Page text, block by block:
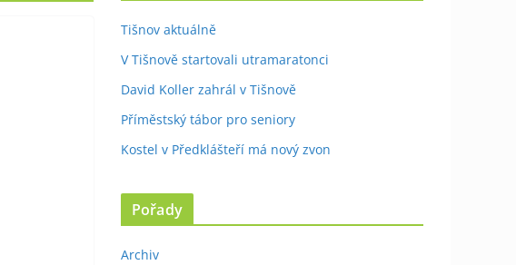
Tišnov aktuálně
V Tišnově startovali utramaratonci
David Koller zahrál v Tišnově
Příměstský tábor pro seniory
Kostel v Předklášteří má nový zvon
Pořady
Archiv